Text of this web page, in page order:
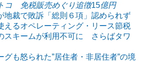
コ 免税販売めぐり追徴15億円
裁で敗訴「総則６項」認められず
るオペレーティング・リース節税
キームが利用不可に さらばタワ
も怒られた”居住者・非居住者”の境